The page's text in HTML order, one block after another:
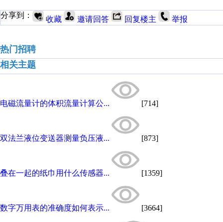
分享到： 收藏 邀请回答 回复楼主 举报
热门招聘
相关主题
电磁流量计的体积流量计算公... [714]
双法兰液位变送器测量负压液... [873]
叠在一起的纸巾用什么传感器... [1359]
数字万用表的准确度如何表示... [3664]